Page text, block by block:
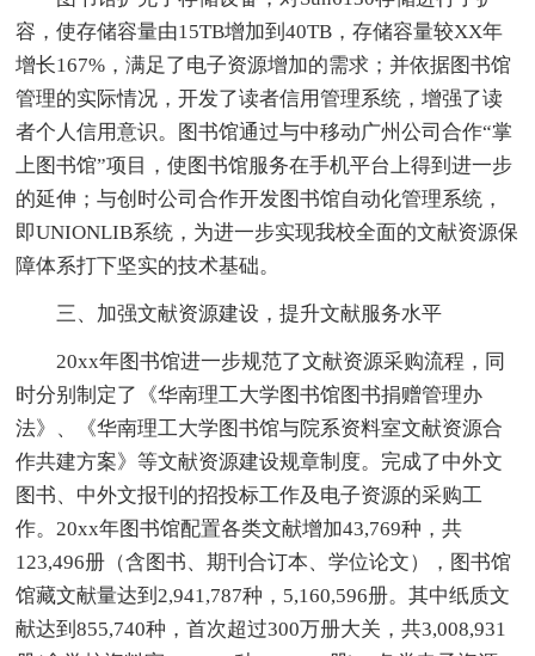
容，使存储容量由15TB增加到40TB，存储容量较XX年
增长167%，满足了电子资源增加的需求；并依据图书馆
管理的实际情况，开发了读者信用管理系统，增强了读
者个人信用意识。图书馆通过与中移动广州公司合作“掌
上图书馆”项目，使图书馆服务在手机平台上得到进一步
的延伸；与创时公司合作开发图书馆自动化管理系统，
即UNIONLIB系统，为进一步实现我校全面的文献资源保
障体系打下坚实的技术基础。
三、加强文献资源建设，提升文献服务水平
20xx年图书馆进一步规范了文献资源采购流程，同
时分别制定了《华南理工大学图书馆图书捐赠管理办
法》、《华南理工大学图书馆与院系资料室文献资源合
作共建方案》等文献资源建设规章制度。完成了中外文
图书、中外文报刊的招投标工作及电子资源的采购工
作。20xx年图书馆配置各类文献增加43,769种，共
123,496册（含图书、期刊合订本、学位论文），图书馆
馆藏文献量达到2,941,787种，5,160,596册。其中纸质文
献达到855,740种，首次超过300万册大关，共3,008,931